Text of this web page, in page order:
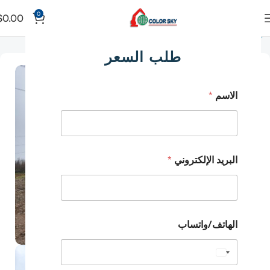
طلب السعر
الاسم *
البريد الإلكتروني *
الهاتف/واتساب
0
0.00